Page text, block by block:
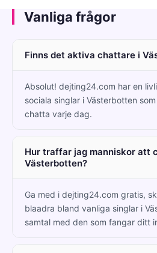
Vanliga frågor
Finns det aktiva chattare i
Absolut! dejting24.com har en
sociala singlar i Västerbotten
chatta varje dag.
Hur traffar jag manniskor att
Västerbotten?
Ga med i dejting24.com gratis,
blaadra bland vanliga singlar i
samtal med den som fangar ditt